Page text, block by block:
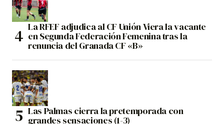
La RFEF adjudica al CF Unión Viera la vacante
en Segunda Federación Femenina tras la
renuncia del Granada CF «B»
Las Palmas cierra la pretemporada con
grandes sensaciones (1-3)